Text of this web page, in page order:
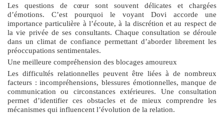
Les questions de cœur sont souvent délicates et chargées
d’émotions. C’est pourquoi le voyant Dovi accorde une
importance particulière à l’écoute, à la discrétion et au respect de
la vie privée de ses consultants. Chaque consultation se déroule
dans un climat de confiance permettant d’aborder librement les
préoccupations sentimentales.
Une meilleure compréhension des blocages amoureux
Les difficultés relationnelles peuvent être liées à de nombreux
facteurs : incompréhensions, blessures émotionnelles, manque de
communication ou circonstances extérieures. Une consultation
permet d’identifier ces obstacles et de mieux comprendre les
mécanismes qui influencent l’évolution de la relation.